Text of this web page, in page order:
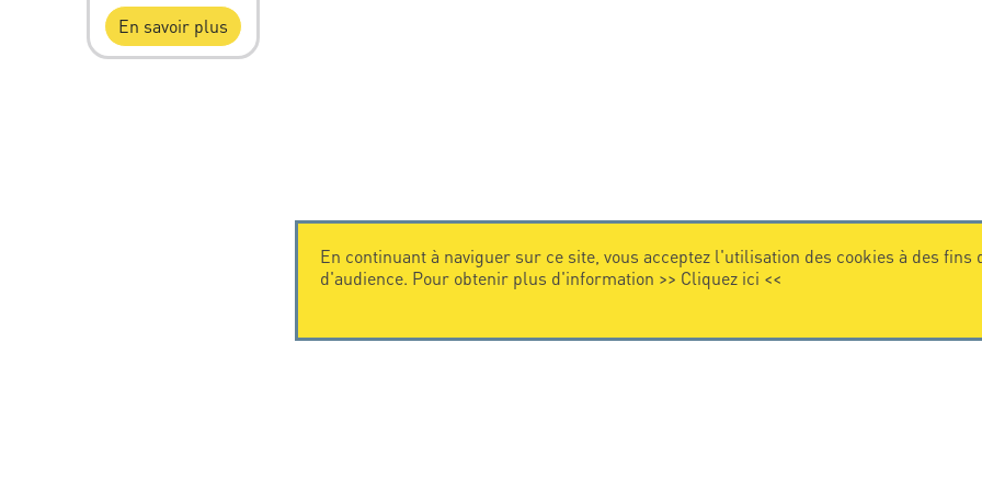
En savoir plus
En continuant à naviguer sur ce site, vous acceptez l'utilisation des cookies à des fins
d'audience. Pour obtenir plus d'information >> Cliquez ici <<